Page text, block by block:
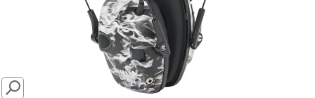
SEARCH